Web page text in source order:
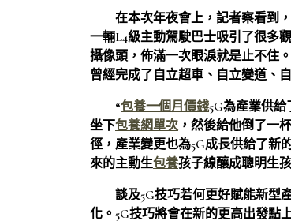
在本次年夜會上，記者察看到
一輛L4級主動駕駛巴士吸引了很多
攝像頭，佈滿一次眼淚就是止不住
曾經完成了自立超車、自立變道、
“包養一個月價錢5G為產業供
坐下包養網單次 ，然後給他倒了一杯
徑，產業變更也為5G成長供給了新
來的主動生包養孩子線釀成聰明生
談及5G技巧若何更好賦能新型
化。5G技巧將會在新的更高出發點